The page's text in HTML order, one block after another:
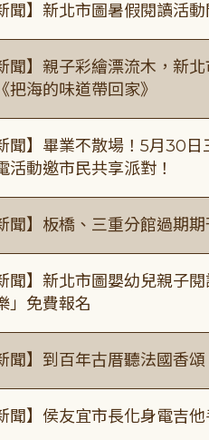
聞】新北市圖暑假閱讀活
聞】親子彩繪漂流木，新
把海的味道帶回家》
聞】畢業不散場！5月30
活動邀市民共享派對！
聞】板橋、三重分館過期
聞】新北市圖嬰幼兒親子
」免費報名
聞】到百年古厝聽法國香
聞】侯友宜市長化身電吉